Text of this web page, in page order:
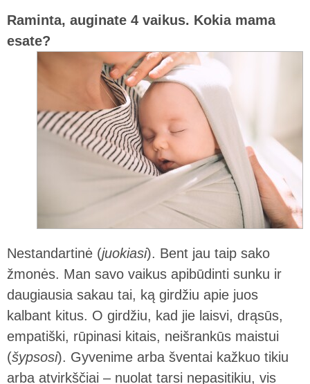
Raminta, auginate 4 vaikus. Kokia mama
esate?
Nestandartinė (juokiasi). Bent jau taip sako
žmonės. Man savo vaikus apibūdinti sunku ir
daugiausia sakau tai, ką girdžiu apie juos
kalbant kitus. O girdžiu, kad jie laisvi, drąsūs,
empatiški, rūpinasi kitais, neišrankūs maistui
(šypsosi). Gyvenime arba šventai kažkuo tikiu
arba atvirkščiai – nuolat tarsi nepasitikiu, vis